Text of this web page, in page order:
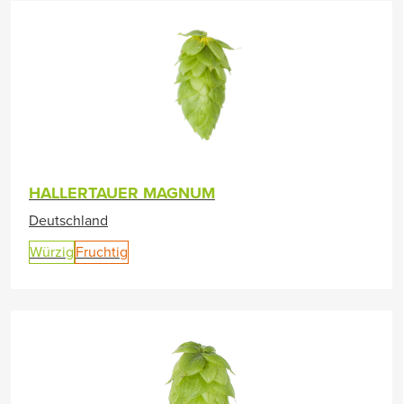
HALLERTAUER MAGNUM
Deutschland
Würzig Fruchtig